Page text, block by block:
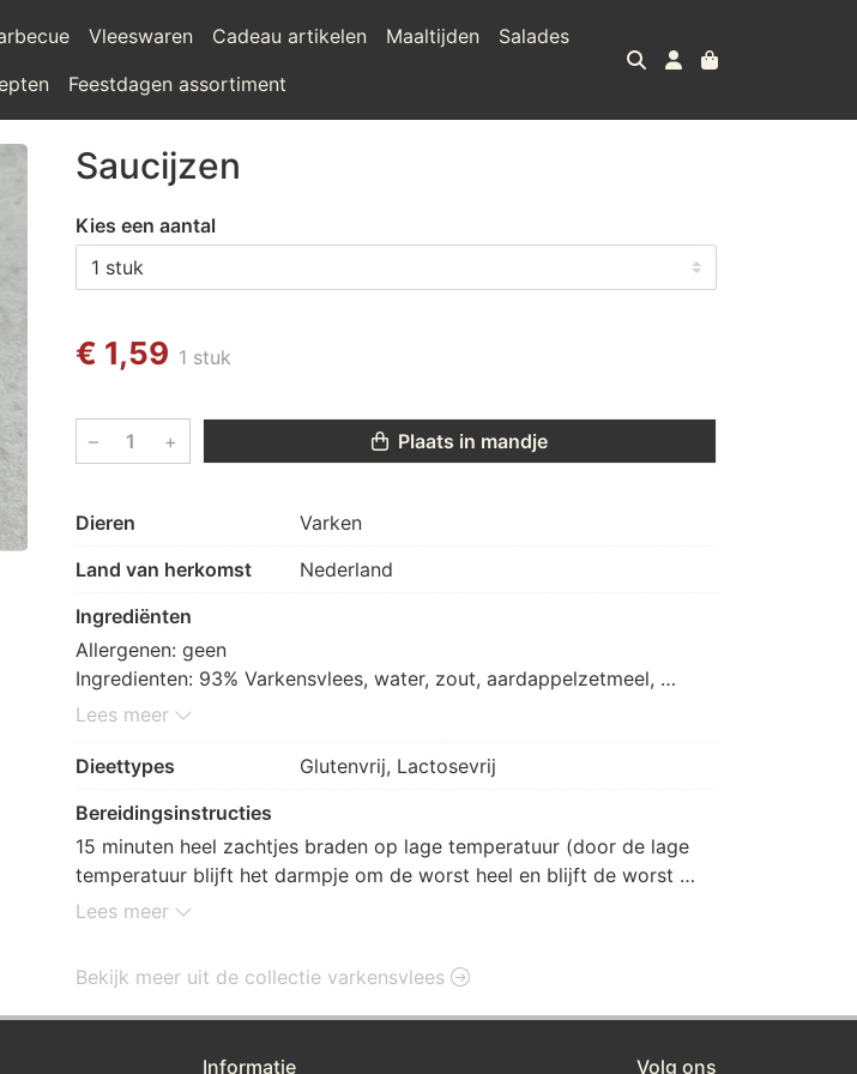
Vleeswaren Cadeau artikelen Maaltijden
Salades
Feestdagen assortiment
Saucijzen
Kies een aantal
€ 1,59 1 stuk
– + Plaats in mandje
Dieren
Varken
Land van herkomst
Nederland
Ingrediënten
Allergenen: geen
Ingredienten: 93% Varkensvlees, water, zout, aardappelzetmeel,
paneermeel (rijstmeel, aardappelzetmeel, tapioca zetmeel,
ascorbaat, gember, foelie, cardemom, natuurlijk kruidnagelaroma.
Lees meer
Dieettypes
Glutenvrij, Lactosevrij
Bereidingsinstructies
15 minuten heel zachtjes braden op lage temperatuur (door de lage
temperatuur blijft het darmpje om de worst heel en blijft de worst
sappig). De laatse 2 minuten op een hogere temperatuur bruin
Lees meer
Bekijk meer uit de collectie varkensvlees
Informatie Volg ons